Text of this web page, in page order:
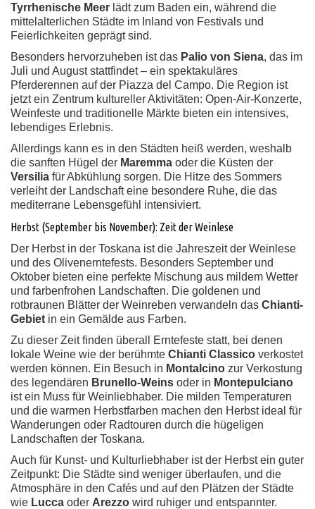
Tyrrhenische Meer lädt zum Baden ein, während die
mittelalterlichen Städte im Inland von Festivals und
Feierlichkeiten geprägt sind.
Besonders hervorzuheben ist das Palio von Siena, das im
Juli und August stattfindet – ein spektakuläres
Pferderennen auf der Piazza del Campo. Die Region ist
jetzt ein Zentrum kultureller Aktivitäten: Open-Air-Konzerte,
Weinfeste und traditionelle Märkte bieten ein intensives,
lebendiges Erlebnis.
Allerdings kann es in den Städten heiß werden, weshalb
die sanften Hügel der Maremma oder die Küsten der
Versilia für Abkühlung sorgen. Die Hitze des Sommers
verleiht der Landschaft eine besondere Ruhe, die das
mediterrane Lebensgefühl intensiviert.
Herbst (September bis November): Zeit der Weinlese
Der Herbst in der Toskana ist die Jahreszeit der Weinlese
und des Olivenerntefests. Besonders September und
Oktober bieten eine perfekte Mischung aus mildem Wetter
und farbenfrohen Landschaften. Die goldenen und
rotbraunen Blätter der Weinreben verwandeln das Chianti-
Gebiet in ein Gemälde aus Farben.
Zu dieser Zeit finden überall Erntefeste statt, bei denen
lokale Weine wie der berühmte Chianti Classico verkostet
werden können. Ein Besuch in Montalcino zur Verkostung
des legendären Brunello-Weins oder in Montepulciano
ist ein Muss für Weinliebhaber. Die milden Temperaturen
und die warmen Herbstfarben machen den Herbst ideal für
Wanderungen oder Radtouren durch die hügeligen
Landschaften der Toskana.
Auch für Kunst- und Kulturliebhaber ist der Herbst ein guter
Zeitpunkt: Die Städte sind weniger überlaufen, und die
Atmosphäre in den Cafés und auf den Plätzen der Städte
wie Lucca oder Arezzo wird ruhiger und entspannter.